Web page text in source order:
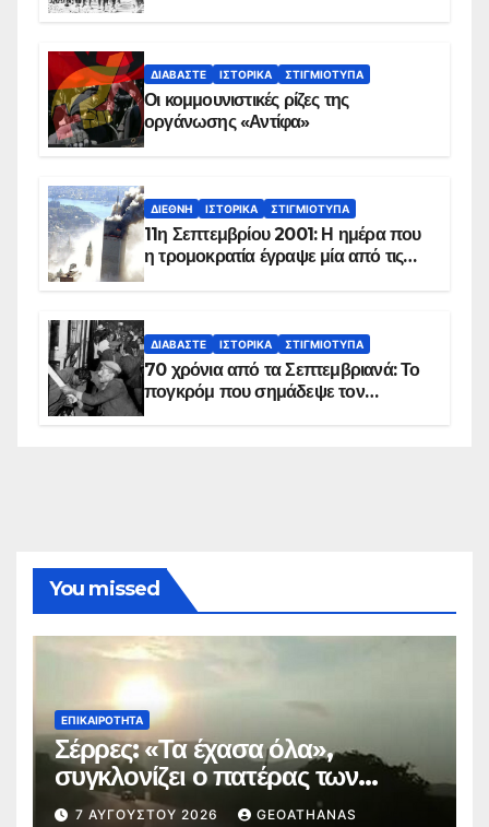
ΔΙΑΒΆΣΤΕ ΙΣΤΟΡΙΚΆ ΣΤΙΓΜΙΌΤΥΠΑ
Οι κομμουνιστικές ρίζες της
οργάνωσης «Αντίφα»
ΔΙΕΘΝΉ ΙΣΤΟΡΙΚΆ ΣΤΙΓΜΙΌΤΥΠΑ
11η Σεπτεμβρίου 2001: Η ημέρα που
η τρομοκρατία έγραψε μία από τις
ΔΙΑΒΆΣΤΕ ΙΣΤΟΡΙΚΆ ΣΤΙΓΜΙΌΤΥΠΑ
70 χρόνια από τα Σεπτεμβριανά: Το
πογκρόμ που σημάδεψε τον
You missed
ΕΠΙΚΑΙΡΌΤΗΤΑ
Σέρρες: «Τα έχασα όλα»,
συγκλονίζει ο πατέρας των
θυμάτων
7 ΑΥΓΟΎΣΤΟΥ 2026 GEOATHANAS